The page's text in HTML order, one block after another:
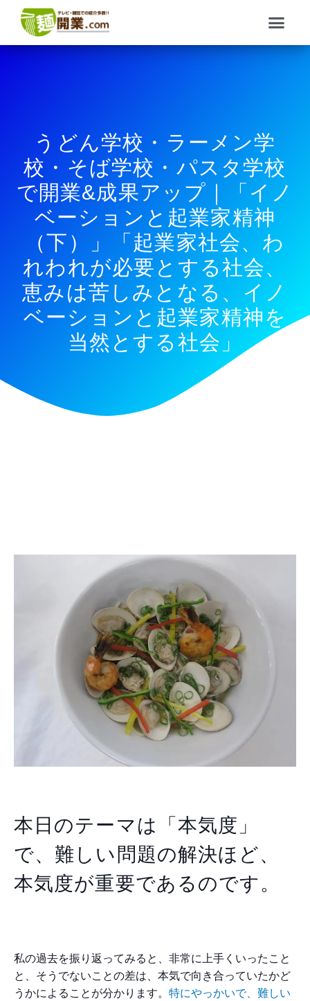
メ
ニ
ュ
うどん学校・ラーメン学
校・そば学校・パスタ学校
で開業&成果アップ｜「イノ
ベーションと起業家精神
（下）」「起業家社会、わ
れわれが必要とする社会、
恵みは苦しみとなる、イノ
ベーションと起業家精神を
当然とする社会」
本日のテーマは「本気度」
で、難しい問題の解決ほど、
本気度が重要であるのです。
私の過去を振り返ってみると、非常に上手くいったこと
と
、そうでないことの差は、本気で向き合っていたかど
うかによることが分かります。 特にやっかいで、難しい